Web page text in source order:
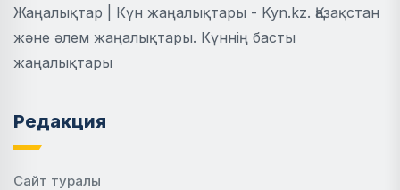
Жаңалықтар | Күн жаңалықтары - Kyn.kz. Қазақстан
және әлем жаңалықтары. Күннің басты
жаңалықтары
Редакция
Сайт туралы